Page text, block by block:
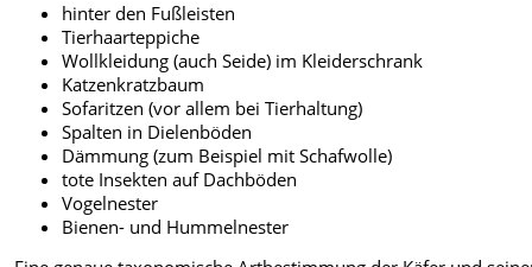
hinter den Fußleisten
Tierhaarteppiche
Wollkleidung (auch Seide) im Kleiderschrank
Katzenkratzbaum
Sofaritzen (vor allem bei Tierhaltung)
Spalten in Dielenböden
Dämmung (zum Beispiel mit Schafwolle)
tote Insekten auf Dachböden
Vogelnester
Bienen- und Hummelnester